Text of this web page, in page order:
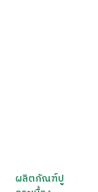
ผลิตภัณฑ์ปู